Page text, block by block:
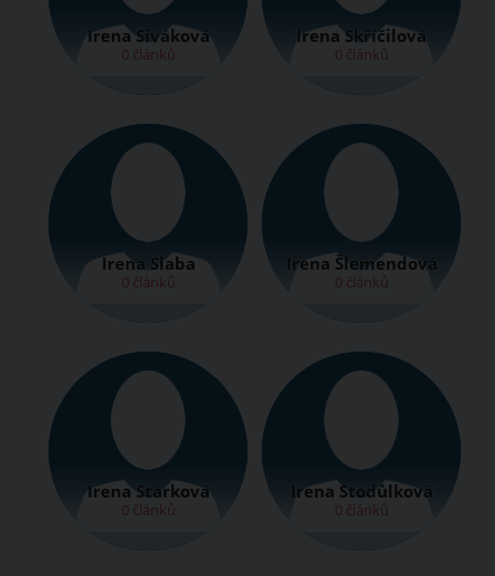
Irena Siváková
0 článků
Irena Skříčilová
0 článků
Irena Slaba
0 článků
Irena Šlemendová
0 článků
Irena Stárková
0 článků
Irena Stodůlková
0 článků